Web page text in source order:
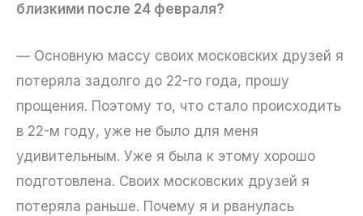
близкими после 24 февраля?
— Основную массу своих московских друзей я
потеряла задолго до 22-го года, прошу
прощения. Поэтому то, что стало происходить
в 22-м году, уже не было для меня
удивительным. Уже я была к этому хорошо
подготовлена. Своих московских друзей я
потеряла раньше. Почему я и рванулась